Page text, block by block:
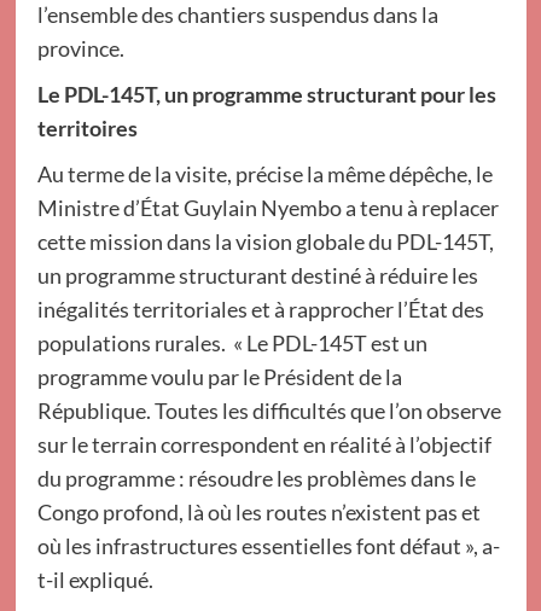
l’ensemble des chantiers suspendus dans la
province.
Le PDL-145T, un programme structurant pour les
territoires
Au terme de la visite, précise la même dépêche, le
Ministre d’État Guylain Nyembo a tenu à replacer
cette mission dans la vision globale du PDL-145T,
un programme structurant destiné à réduire les
inégalités territoriales et à rapprocher l’État des
populations rurales. « Le PDL-145T est un
programme voulu par le Président de la
République. Toutes les difficultés que l’on observe
sur le terrain correspondent en réalité à l’objectif
du programme : résoudre les problèmes dans le
Congo profond, là où les routes n’existent pas et
où les infrastructures essentielles font défaut », a-
t-il expliqué.